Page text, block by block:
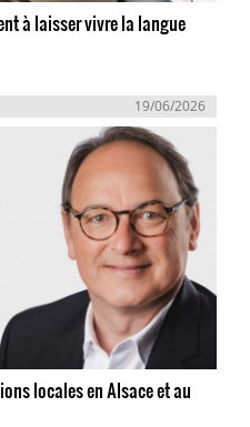
à laisser vivre la langue
19/06/2026
locales en Alsace et au